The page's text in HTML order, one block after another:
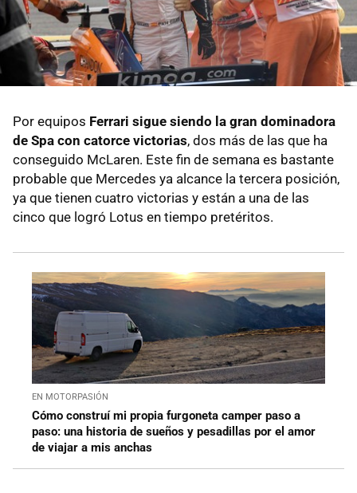
Por equipos Ferrari sigue siendo la gran dominadora
de Spa con catorce victorias, dos más de las que ha
conseguido McLaren. Este fin de semana es bastante
probable que Mercedes ya alcance la tercera posición,
ya que tienen cuatro victorias y están a una de las
cinco que logró Lotus en tiempo pretéritos.
EN MOTORPASIÓN
Cómo construí mi propia furgoneta camper paso a
paso: una historia de sueños y pesadillas por el amor
de viajar a mis anchas